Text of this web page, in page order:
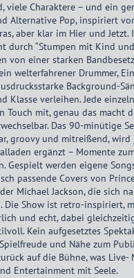
viele Charaktere – und ein
Alternative Pop, inspiriert
aber klar im Hier und Jetzt.
durch “Stumpen mit Kind
von einer starken
welterfahrener Drummer,
Background-
Klasse verleihen. Jede
mit, genau das macht
Das 90-minütige
groovy und mitreißend, wird
ergänzt – Momente
Gespielt werden eigene
passende Covers von
Michael Jackson, die sich
Die Show ist retro-inspiriert,
und echt, dabei
Kein aufgesetztes
und Nähe zum
auf die Bühne, was Live-
Entertainment mit Seele.